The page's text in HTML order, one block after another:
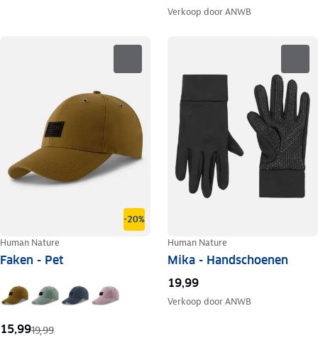
Verkoop doorANWB
-20%
Human Nature
Faken - Pet
15,9919,99
Human Nature
Mika - Handschoenen
19,99
Verkoop doorANWB